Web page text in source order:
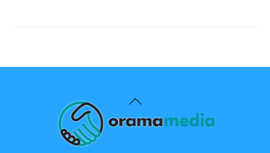
Back
To